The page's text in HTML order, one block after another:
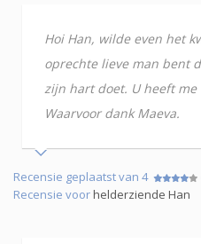
Hoi Han, wilde even het
oprechte lieve man bent
zijn hart doet. U heeft me
Waarvoor dank Maeva.
Recensie geplaatst van 4
Recensie voorhelderziende Han